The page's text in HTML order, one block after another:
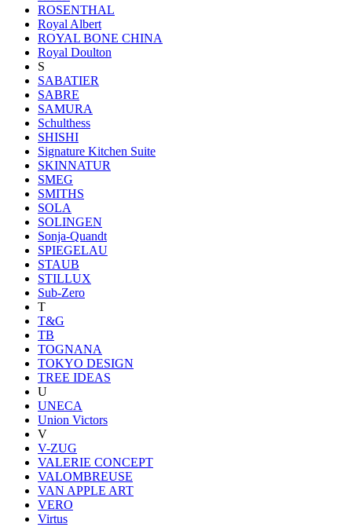
ROSENTHAL
Royal Albert
ROYAL BONE CHINA
Royal Doulton
S
SABATIER
SABRE
SAMURA
Schulthess
SHISHI
Signature Kitchen Suite
SKINNATUR
SMEG
SMITHS
SOLA
SOLINGEN
Sonja-Quandt
SPIEGELAU
STAUB
STILLUX
Sub-Zero
T
T&G
TB
TOGNANA
TOKYO DESIGN
TREE IDEAS
U
UNECA
Union Victors
V
V-ZUG
VALERIE CONCEPT
VALOMBREUSE
VAN APPLE ART
VERO
Virtus